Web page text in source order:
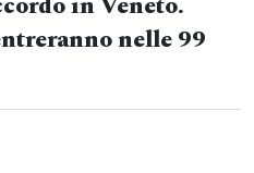
nelle 99